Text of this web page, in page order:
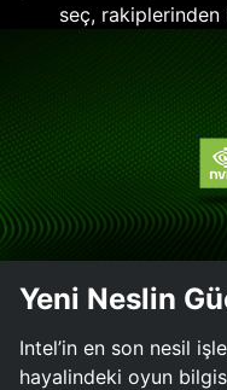
seç, rakiplerinden
Yeni Neslin
Intel’in en son nesil
hayalindeki oyun